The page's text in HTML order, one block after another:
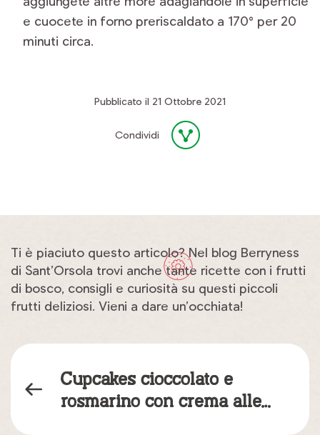
e cuocete in forno preriscaldato a 170° per 20
minuti circa.
Condividi
Pubblicato il 21 Ottobre 2021
Ti è piaciuto questo articolo? Nel blog Berryness
di Sant’Orsola trovi anche tante ricette con i frutti
di bosco, consigli e curiosità su questi piccoli
frutti deliziosi. Vieni a dare un’occhiata!
Cupcakes cioccolato e
rosmarino con crema alle